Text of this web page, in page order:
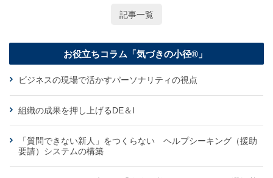
記事一覧
お役立ちコラム「気づきの小径®」
ビジネスの現場で活かすパーソナリティの視点
組織の成果を押し上げるDE＆I
「質問できない新人」をつくらない ヘルプシーキング（援助
要請）システムの構築